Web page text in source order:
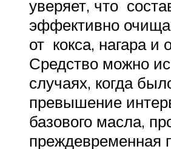
уверяет, что
эффективно
от кокса, нагара и
Средство можно
случаях, когда
превышение
базового масла,
преждевременная